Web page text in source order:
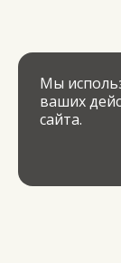
Мы
ваших
сайта.